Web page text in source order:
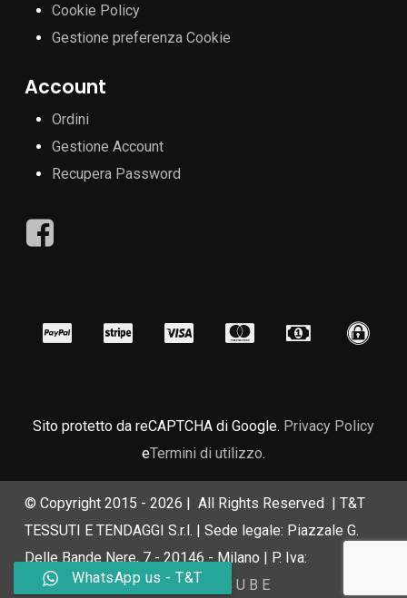
Cookie Policy
Gestione preferenza Cookie
Account
Ordini
Gestione Account
Recupera Password
Sito protetto da reCAPTCHA di Google. Privacy Policy
eTermini di utilizzo.
© Copyright 2015 - 2026 | All Rights Reserved | T&T
TESSUTI E TENDAGGI S.r.l. | Sede legale: Piazzale G.
Delle Bande Nere, 7 - 20146 - Milano | P. Iva:
IT10130380966 | Powered by
C U B E
WhatsApp us - T&T